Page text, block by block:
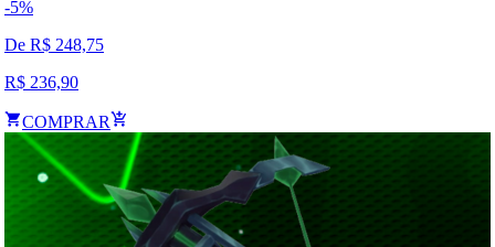
-5%
De R$ 248,75
R$ 236,90
COMPRAR